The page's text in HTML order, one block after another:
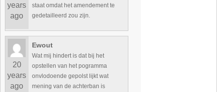
years
ago
staat omdat het amendement te
gedetailleerd zou zijn.
20
years
ago
Ewout
Wat mij hindert is dat bij het
opstellen van het pogramma
onvlodoende gepolst lijkt wat
mening van de achterban is